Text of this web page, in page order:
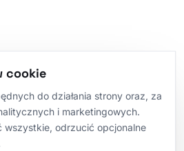
cookie
do działania strony oraz, za
i marketingowych.
wszystkie, odrzucić opcjonalne